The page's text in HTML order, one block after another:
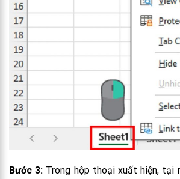
Bước 3: Trong hộp thoại xuất hiện, tại